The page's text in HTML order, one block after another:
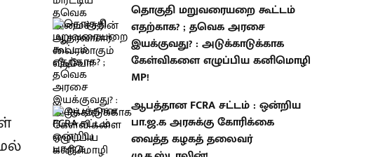
தொகுதி மறுவரையறை கூட்டம்
எதற்காக? ; தவெக அரசை
இயக்குவது? : அடுக்காடுக்காக
கேள்விகளை எழுப்பிய கனிமொழி
MP!
ஆபத்தான FCRA சட்டம் : ஒன்றிய
பா.ஜ.க அரசுக்கு கோரிக்கை
வைத்த கழகத் தலைவர்